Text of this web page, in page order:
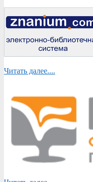
Читать далее....